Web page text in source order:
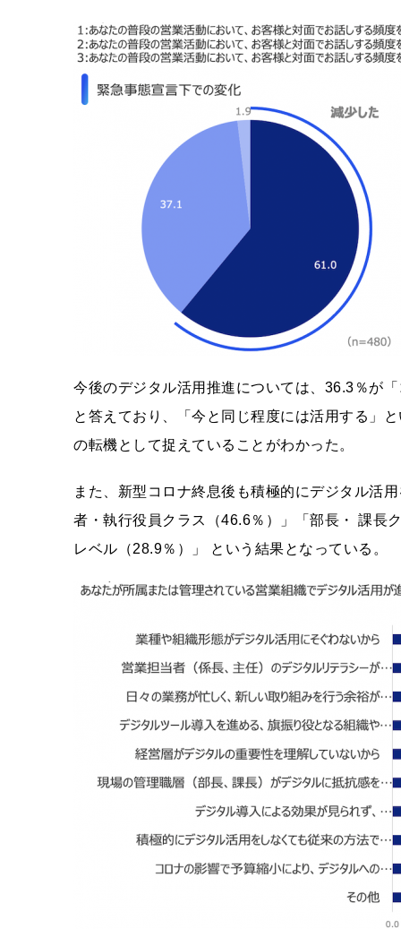
今後のデジタル活用推進については、36.3％が
と答えており、「今と同じ程度には活用する」
の転機として捉えていることがわかった。
また、新型コロナ終息後も積極的にデジタル活
者・執行役員クラス（46.6％）」「部長・ 課長
レベル（28.9％）」 という結果となっている。